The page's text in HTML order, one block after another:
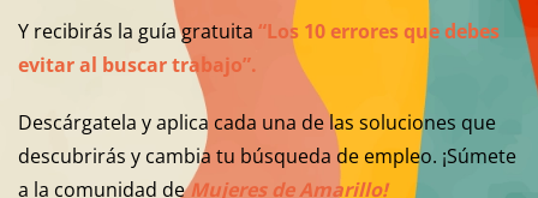
Y recibirás la guía gratuita “Los 10 errores que debes
evitar al buscar trabajo”.
Descárgatela y aplica cada una de las soluciones que
descubrirás y cambia tu búsqueda de empleo. ¡Súmete
a la comunidad deMujeres de Amarillo!